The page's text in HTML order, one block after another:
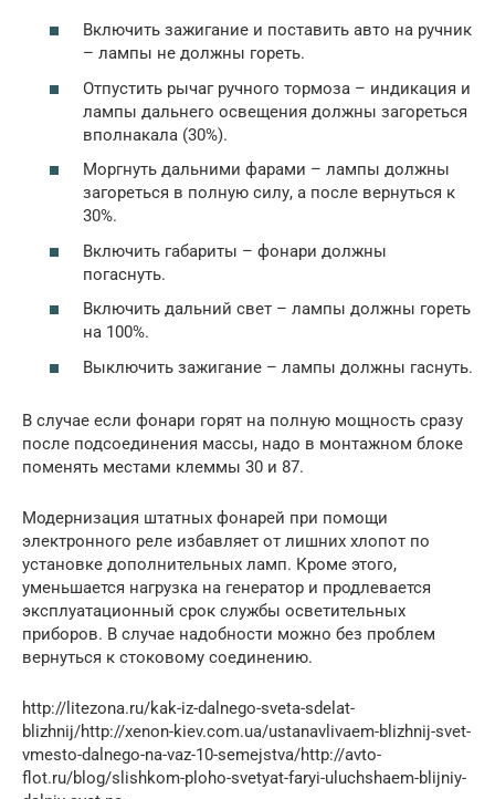
Включить зажигание и поставить авто на ручник
– лампы не должны гореть.
Отпустить рычаг ручного тормоза – индикация и
лампы дальнего освещения должны загореться
вполнакала (30%).
Моргнуть дальними фарами – лампы должны
загореться в полную силу, а после вернуться к
30%.
Включить габариты – фонари должны
погаснуть.
Включить дальний свет – лампы должны гореть
на 100%.
Выключить зажигание – лампы должны гаснуть.
В случае если фонари горят на полную мощность сразу
после подсоединения массы, надо в монтажном блоке
поменять местами клеммы 30 и 87.
Модернизация штатных фонарей при помощи
электронного реле избавляет от лишних хлопот по
установке дополнительных ламп. Кроме этого,
уменьшается нагрузка на генератор и продлевается
эксплуатационный срок службы осветительных
приборов. В случае надобности можно без проблем
вернуться к стоковому соединению.
http://litezona.ru/kak-iz-dalnego-sveta-sdelat-
blizhnij/http://xenon-kiev.com.ua/ustanavlivaem-blizhnij-svet-
vmesto-dalnego-na-vaz-10-semejstva/http://avto-
flot.ru/blog/slishkom-ploho-svetyat-faryi-uluchshaem-blijniy-